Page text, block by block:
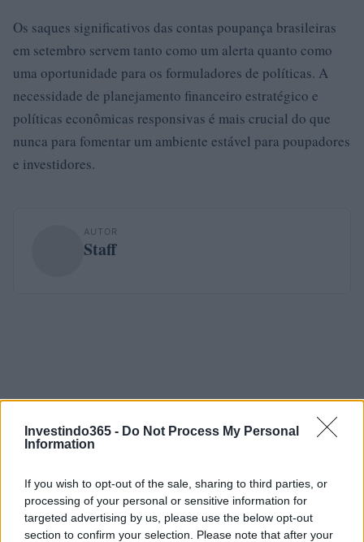
Investindo365 - Do Not Process My Personal
Information
If you wish to opt-out of the sale, sharing to third parties, or
processing of your personal or sensitive information for
targeted advertising by us, please use the below opt-out
section to confirm your selection. Please note that after your
Os saques significativos das contas poupança brasileiras
em setembro servem tanto como um alerta quanto como
uma oportunidade para os formuladores de políticas. A
necessidade de planejamento financeiro estratégico e
políticas econômicas responsivas é mais crucial do que
nunca para fomentar um ambiente estável para poupadores
e investidores.
AUTOR
Staff